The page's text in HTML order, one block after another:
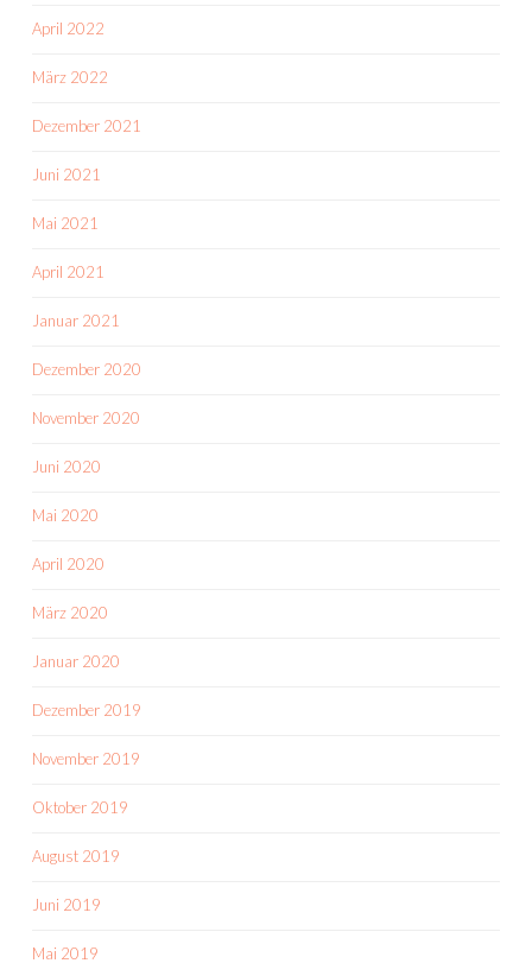
April 2022
März 2022
Dezember 2021
Juni 2021
Mai 2021
April 2021
Januar 2021
Dezember 2020
November 2020
Juni 2020
Mai 2020
April 2020
März 2020
Januar 2020
Dezember 2019
November 2019
Oktober 2019
August 2019
Juni 2019
Mai 2019